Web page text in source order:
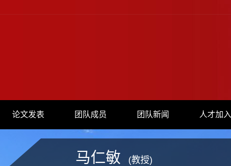
论文发表 团队成员 团队新闻 人才加入
马仁敏 (教授)